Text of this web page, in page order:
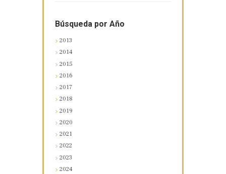
Búsqueda por Año
2013
2014
2015
2016
2017
2018
2019
2020
2021
2022
2023
2024